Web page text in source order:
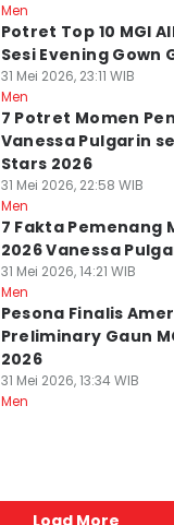
Men
Potret Top 10 MGI
Sesi Evening Gown
31 Mei 2026, 23:11 WIB
Men
7 Potret Momen
Vanessa Pulgarin
Stars 2026
31 Mei 2026, 22:58 WIB
Men
7 Fakta Pemenang
2026 Vanessa
31 Mei 2026, 14:21 WIB
Men
Pesona Finalis
Preliminary Gaun
2026
31 Mei 2026, 13:34 WIB
Men
Load More